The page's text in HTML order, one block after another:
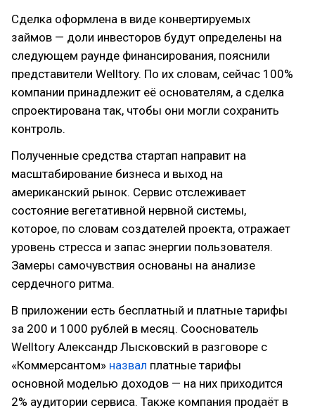
Сделка оформлена в виде конвертируемых
займов — доли инвесторов будут определены на
следующем раунде финансирования, пояснили
представители Welltory. По их словам, сейчас 100%
компании принадлежит её основателям, а сделка
спроектирована так, чтобы они могли сохранить
контроль.
Полученные средства стартап направит на
масштабирование бизнеса и выход на
американский рынок. Сервис отслеживает
состояние вегетативной нервной системы,
которое, по словам создателей проекта, отражает
уровень стресса и запас энергии пользователя.
Замеры самочувствия основаны на анализе
сердечного ритма.
В приложении есть бесплатный и платные тарифы
за 200 и 1000 рублей в месяц. Сооснователь
Welltory Александр Лысковский в разговоре с
«Коммерсантом» назвал платные тарифы
основной моделью доходов — на них приходится
2% аудитории сервиса. Также компания продаёт в